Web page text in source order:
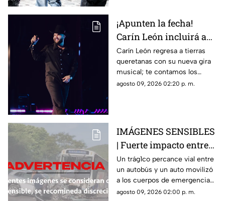
¡Apunten la fecha!
Carín León incluirá a
Querétaro en su 'Muda
Tour 2026' y esto es
todo lo que debes saber
Carín León regresa a tierras
queretanas con su nueva gira
musical; te contamos los
detalles del concierto que
agosto 09, 2026 02:20 p. m.
IMÁGENES SENSIBLES
| Fuerte impacto entre
autobús y vehículo deja
saldo fatal y nueve
heridos
Un trág1co percance vial entre
un autobús y un auto movilizó
a los cuerpos de emergencia
en Morelos
agosto 09, 2026 02:00 p. m.